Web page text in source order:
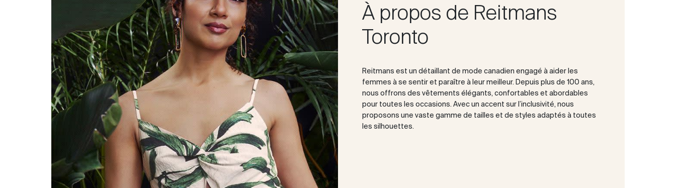
À propos de Reitmans
Toronto
Reitmans est un détaillant de mode canadien engagé à aider les
femmes à se sentir et paraître à leur meilleur. Depuis plus de 100 ans,
nous offrons des vêtements élégants, confortables et abordables
pour toutes les occasions. Avec un accent sur l’inclusivité, nous
proposons une vaste gamme de tailles et de styles adaptés à toutes
les silhouettes.